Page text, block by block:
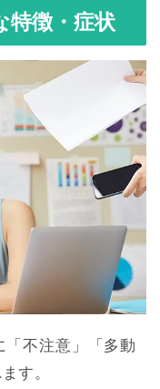
特徴・症状
「不注意」「多動
す。